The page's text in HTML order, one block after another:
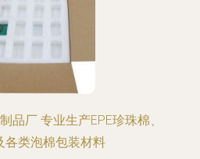
品厂 专业生产EPE珍珠棉、
各类泡棉包装材料